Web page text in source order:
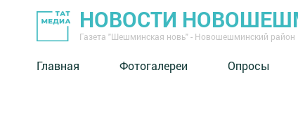
НОВОСТИ
Газета "Шешминская новь" - Новошешминский район
Главная Фотогалереи Опросы